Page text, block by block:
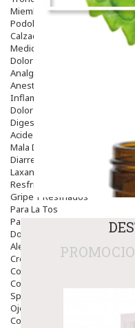
Miembro Inferior
Podología
Calzado
Medicamentos
Dolor E Inflamación
Analgésicos
Anestésicos
Inflamación Articulaciones
Dolor Muscular / Articular
Digestivo
Acidez, Gases Y Ardores
Mala Digestion
Diarrea / Estreñimiento /
Laxantes
Resfriados
Gripe Y Resfriados
Para La Tos
Para Descongestionar La
Dolor De Garganta
Alergias Y Picaduras
Cremas
Comprimidos
Colirios
Sprays
Ojos Y Oidos
Congestión